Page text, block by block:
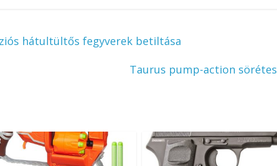
hátultültős fegyverek betiltása
Taurus pump-action sörétes